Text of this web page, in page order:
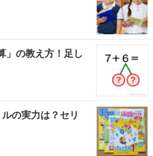
」の教え方！足し
の実力は？セリ